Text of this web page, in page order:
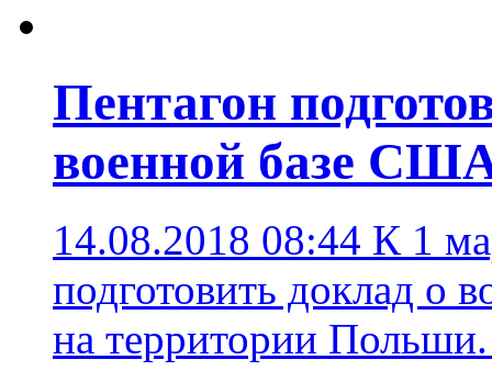
Пентагон
военной базе
14.08.2018 08:44 К 1
подготовить доклад о
на территории